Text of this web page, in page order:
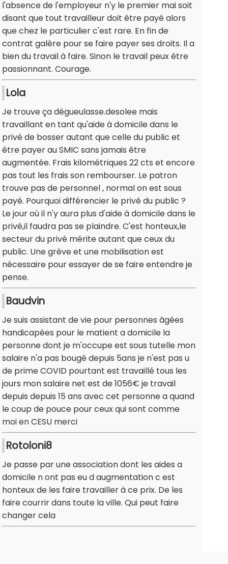
l'absence de l'employeur n'y le premier mai soit
disant que tout travailleur doit être payé alors
que chez le particulier c'est rare. En fin de
contrat galère pour se faire payer ses droits. Il a
bien du travail à faire. Sinon le travail peux être
passionnant. Courage.
Lola
Je trouve ça dégueulasse.desolee mais
travaillant en tant qu'aide à domicile dans le
privé de bosser autant que celle du public et
être payer au SMIC sans jamais être
augmentée. Frais kilométriques 22 cts et encore
pas tout les frais son rembourser. Le patron
trouve pas de personnel , normal on est sous
payé. Pourquoi différencier le privé du public ?
Le jour où il n'y aura plus d'aide à domicile dans le
privé,il faudra pas se plaindre. C'est honteux,le
secteur du privé mérite autant que ceux du
public. Une grève et une mobilisation est
nécessaire pour essayer de se faire entendre je
pense.
Baudvin
Je suis assistant de vie pour personnes âgées
handicapées pour le matient a domicile la
personne dont je m'occupe est sous tutelle mon
salaire n'a pas bougé depuis 5ans je n'est pas u
de prime COVID pourtant est travaillé tous les
jours mon salaire net est de 1056€ je travail
depuis depuis 15 ans avec cet personne a quand
le coup de pouce pour ceux qui sont comme
moi en CESU merci
Rotoloni8
Je passe par une association dont les aides a
domicile n ont pas eu d augmentation c est
honteux de les faire travailler à ce prix. De les
faire courrir dans toute la ville. Qui peut faire
changer cela